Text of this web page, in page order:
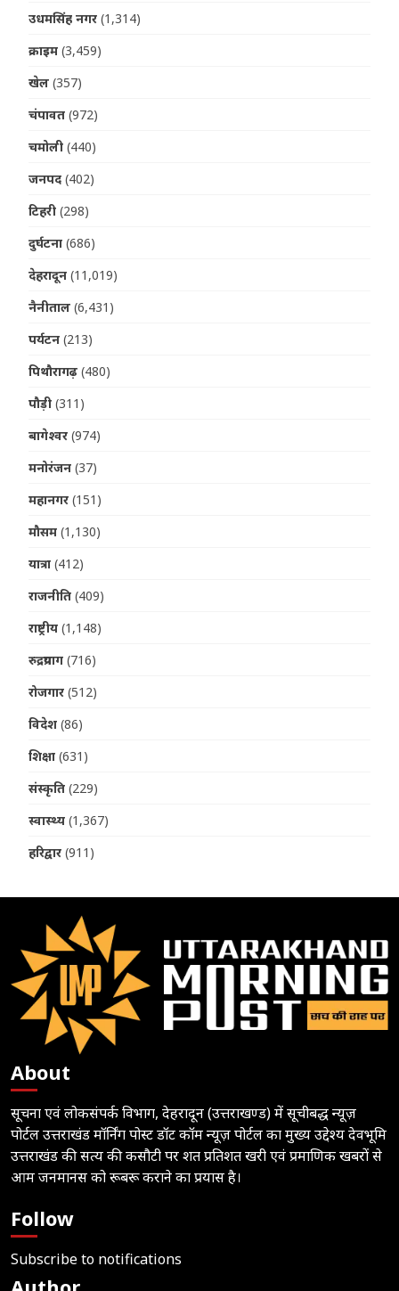
उधमसिंह नगर (1,314)
क्राइम (3,459)
खेल (357)
चंपावत (972)
चमोली (440)
जनपद (402)
टिहरी (298)
दुर्घटना (686)
देहरादून (11,019)
नैनीताल (6,431)
पर्यटन (213)
पिथौरागढ़ (480)
पौड़ी (311)
बागेश्वर (974)
मनोरंजन (37)
महानगर (151)
मौसम (1,130)
यात्रा (412)
राजनीति (409)
राष्ट्रीय (1,148)
रुद्रप्रयाग (716)
रोजगार (512)
विदेश (86)
शिक्षा (631)
संस्कृति (229)
स्वास्थ्य (1,367)
हरिद्वार (911)
About
सूचना एवं लोकसंपर्क विभाग, देहरादून (उत्तराखण्ड) में सूचीबद्ध न्यूज़
पोर्टल उत्तराखंड मॉर्निंग पोस्ट डॉट कॉम न्यूज़ पोर्टल का मुख्य उद्देश्य देवभूमि
उत्तराखंड की सत्य की कसौटी पर शत प्रतिशत खरी एवं प्रमाणिक खबरों से
आम जनमानस को रूबरू कराने का प्रयास है।
Follow
Subscribe to notifications